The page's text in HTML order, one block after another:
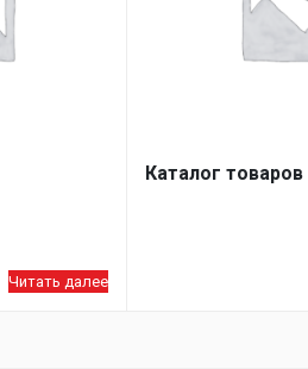
Читать далее
Каталог товаров